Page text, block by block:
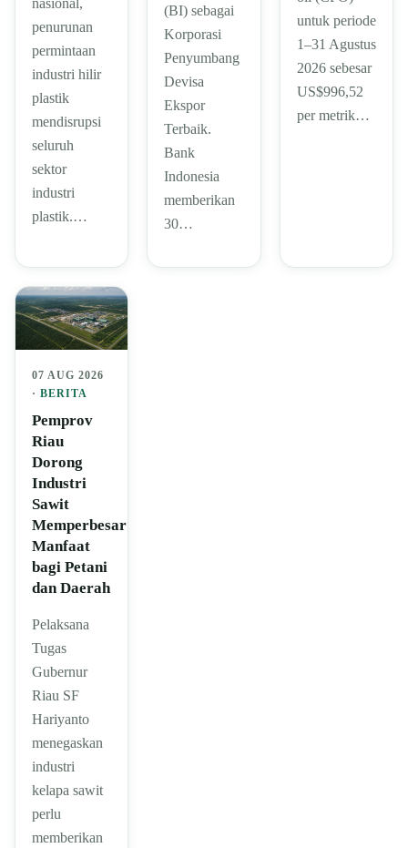
nasional,
penurunan
permintaan
industri hilir
plastik
mendisrupsi
seluruh
sektor
industri
plastik.…
(BI) sebagai
Korporasi
Penyumbang
Devisa
Ekspor
Terbaik.
Bank
Indonesia
memberikan
30…
untuk periode
1–31 Agustus
2026 sebesar
US$996,52
per metrik…
07 AUG 2026
· BERITA
Pemprov
Riau
Dorong
Industri
Sawit
Memperbesar
Manfaat
bagi Petani
dan Daerah
Pelaksana
Tugas
Gubernur
Riau SF
Hariyanto
menegaskan
industri
kelapa sawit
perlu
memberikan